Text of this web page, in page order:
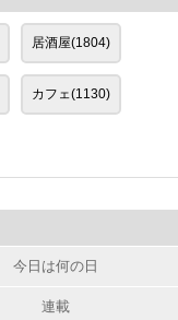
居酒屋(1804)
カフェ(1130)
今日は何の日
連載